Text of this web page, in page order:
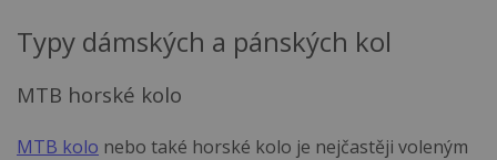
Typy dámských a pánských kol
MTB horské kolo
MTB kolo nebo také horské kolo je nejčastěji voleným